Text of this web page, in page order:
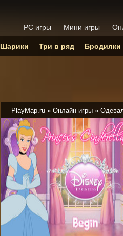
PlayMap.ru » Онлайн игры »
PC игры Мини игры
Шарики Три в ряд Бродилки